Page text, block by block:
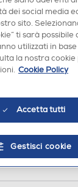
-SET
AGGIUNGI
dei social media
sito.
ti sarà
utilizzati in
la nostra cookie
Cookie Policy
Accetta tutti
Gestisci cookie